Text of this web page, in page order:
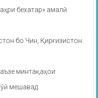
бехатар» амалӣ
бо Чин, Қирғизистон
минтақаҳои
мешавад